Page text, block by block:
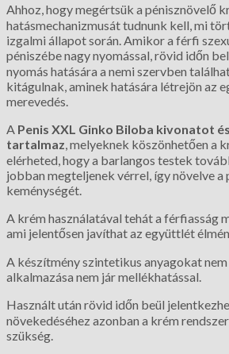
Ahhoz, hogy megértsük a pénisznövelő
hatásmechanizmusát tudnunk kell, mi
izgalmi állapot során. Amikor a férfi
péniszébe nagy nyomással, rövid időn
nyomás hatására a nemi szervben
kitágulnak, aminek hatására létrejön az
merevedés.
A Penis XXL Ginko Biloba kivonatot
tartalmaz , melyeknek köszönhetően a
elérheted, hogy a barlangos testek
jobban megteljenek vérrel, így növelve a
keménységét.
A krém használatával tehát a férfiasság
ami jelentősen javíthat az együttlét
A készítmény szintetikus anyagokat
alkalmazása nem jár mellékhatással.
Használt után rövid időn beül
növekedéséhez azonban a krém
szükség.